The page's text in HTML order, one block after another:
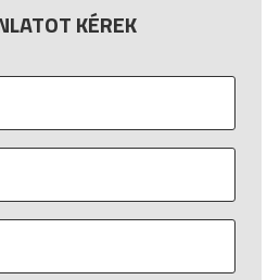
KÉREK